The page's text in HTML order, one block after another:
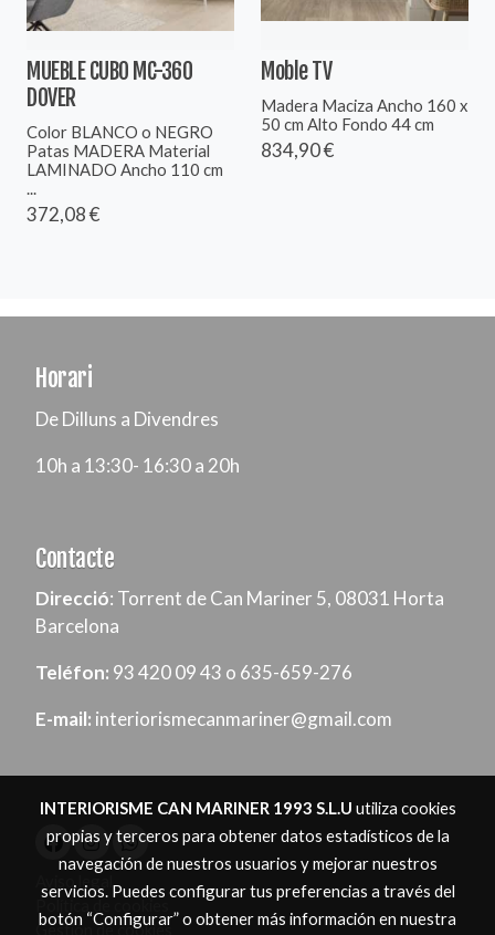
MUEBLE CUBO MC-360
DOVER
Color BLANCO o NEGRO
Patas MADERA Material
LAMINADO Ancho 110 cm
...
372,08 €
Moble TV
Madera Maciza Ancho 160 x
50 cm Alto Fondo 44 cm
834,90 €
Horari
De Dilluns a Divendres
10h a 13:30- 16:30 a 20h
Contacte
Direcció: Torrent de Can Mariner 5, 08031 Horta
Barcelona
Teléfon: 93 420 09 43 o 635-659-276
E-mail: interiorismecanmariner@gmail.com
Aviso legal
Gestión de cookies
INTERIORISME CAN MARINER 1993 S.L.U utiliza cookies
propias y terceros para obtener datos estadísticos de la
navegación de nuestros usuarios y mejorar nuestros
servicios. Puedes configurar tus preferencias a través del
botón “Configurar” o obtener más información en nuestra